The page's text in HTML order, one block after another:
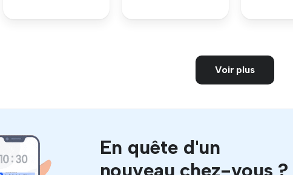
Voir plus
En quête d'un
nouveau chez-vous ?